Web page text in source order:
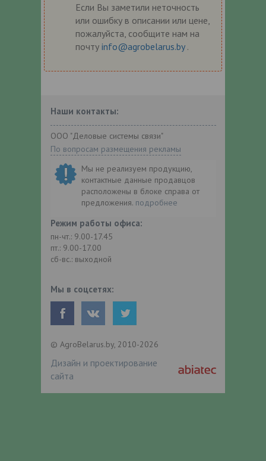
Если Вы заметили неточность
или ошибку в описании или цене,
пожалуйста, сообщите нам на
почту info@agrobelarus.by .
Наши контакты:
ООО "Деловые системы связи"
По вопросам размещения рекламы
Мы не реализуем продукцию,
контактные данные продавцов
расположены в блоке справа от
предложения. подробнее
Режим работы офиса:
пн-чт.: 9.00-17.45
пт.: 9.00-17.00
сб-вс.: выходной
Мы в соцсетях:
© AgroBelarus.by, 2010-2026
Дизайн и проектирование
сайта